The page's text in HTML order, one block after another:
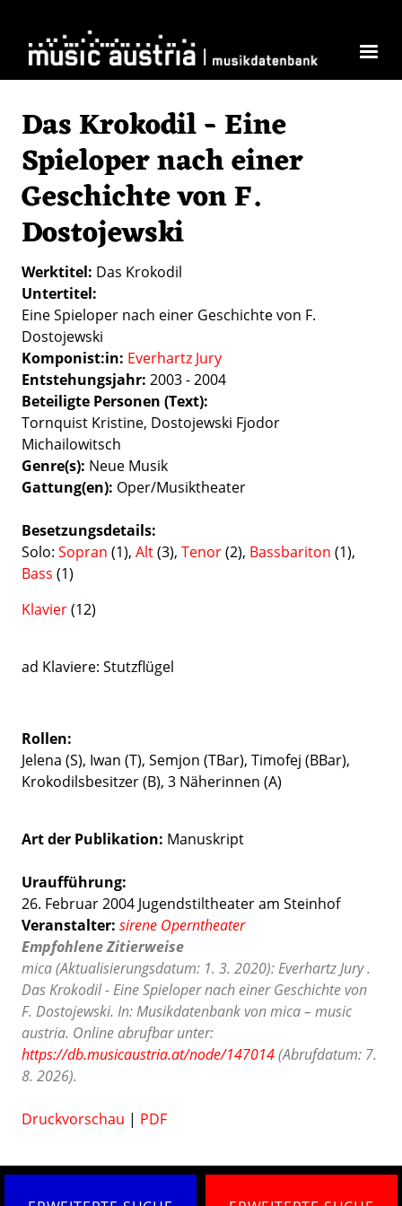
Das Krokodil - Eine
Spieloper nach einer
Geschichte von F.
Dostojewski
Werktitel Das Krokodil
Untertitel
Eine Spieloper nach einer Geschichte von F.
Dostojewski
Komponist:in Everhartz Jury
Entstehungsjahr 2003 - 2004
Beteiligte Personen (Text)
Tornquist Kristine, Dostojewski Fjodor
Michailowitsch
Genre(s) Neue Musik
Gattung(en) Oper/Musiktheater
Besetzungsdetails
Solo: Sopran (1), Alt(3), Tenor(2), Bassbariton (1),
Bass (1)
Klavier(12)
ad Klaviere: Stutzflügel
Rollen:
Jelena (S), Iwan (T), Semjon (TBar), Timofej (BBar),
Krokodilsbesitzer (B), 3 Näherinnen (A)
Art der Publikation Manuskript
Uraufführung:
26. Februar 2004 Jugendstiltheater am Steinhof
Veranstalter: sirene Operntheater
Empfohlene Zitierweise
mica (Aktualisierungsdatum: 1. 3. 2020): Everhartz Jury .
Das Krokodil - Eine Spieloper nach einer Geschichte von
F. Dostojewski. In: Musikdatenbank von mica – music
austria. Online abrufbar unter:
https://db.musicaustria.at/node/147014(Abrufdatum: 7.
8. 2026).
Druckvorschau | PDF